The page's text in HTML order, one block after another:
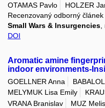
OTAMAS Pavlo
HOLZER
Recenzovaný odborný článek
Small Wars & Insurgencies
DOI
Aromatic amine
indoor environments-
GOELLNER Anna
MELYMUK Lisa Emily
VRANA Branislav
MUZ Melis